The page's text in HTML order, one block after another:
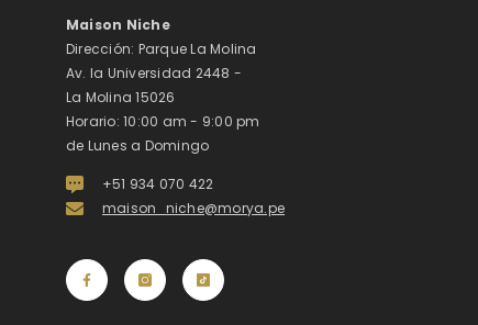
Maison Niche
Dirección: Parque La Molina
Av. la Universidad 2448 -
La Molina 15026
Horario: 10:00 am - 9:00 pm
de Lunes a Domingo
+51 934 070 422
maison_niche@morya.pe